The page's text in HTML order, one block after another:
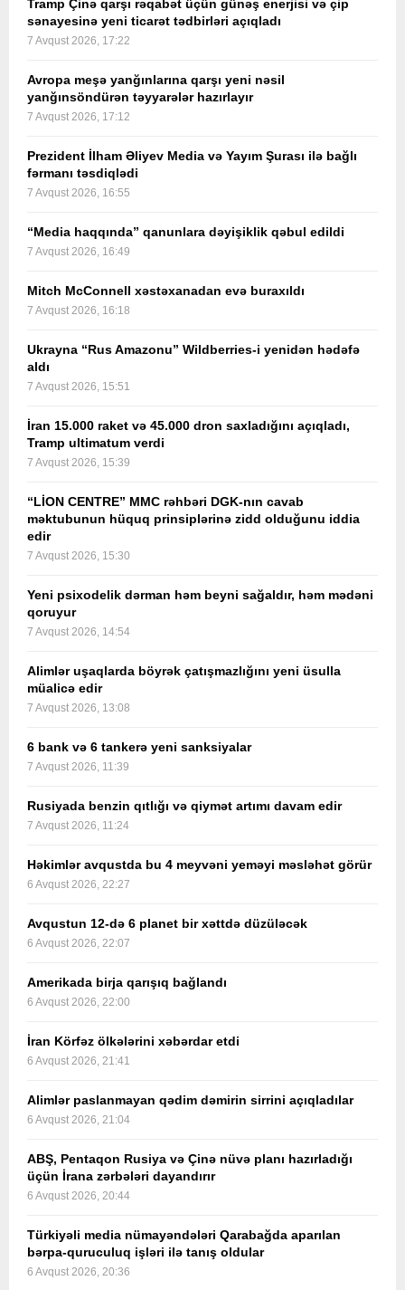
Tramp Çinə qarşı rəqabət üçün günəş enerjisi və çip
sənayesinə yeni ticarət tədbirləri açıqladı
7 Avqust 2026, 17:22
Avropa meşə yanğınlarına qarşı yeni nəsil
yanğınsöndürən təyyarələr hazırlayır
7 Avqust 2026, 17:12
Prezident İlham Əliyev Media və Yayım Şurası ilə bağlı
fərmanı təsdiqlədi
7 Avqust 2026, 16:55
“Media haqqında” qanunlara dəyişiklik qəbul edildi
7 Avqust 2026, 16:49
Mitch McConnell xəstəxanadan evə buraxıldı
7 Avqust 2026, 16:18
Ukrayna “Rus Amazonu” Wildberries-i yenidən hədəfə
aldı
7 Avqust 2026, 15:51
İran 15.000 raket və 45.000 dron saxladığını açıqladı,
Tramp ultimatum verdi
7 Avqust 2026, 15:39
“LİON CENTRE” MMC rəhbəri DGK-nın cavab
məktubunun hüquq prinsiplərinə zidd olduğunu iddia
edir
7 Avqust 2026, 15:30
Yeni psixodelik dərman həm beyni sağaldır, həm mədəni
qoruyur
7 Avqust 2026, 14:54
Alimlər uşaqlarda böyrək çatışmazlığını yeni üsulla
müalicə edir
7 Avqust 2026, 13:08
6 bank və 6 tankerə yeni sanksiyalar
7 Avqust 2026, 11:39
Rusiyada benzin qıtlığı və qiymət artımı davam edir
7 Avqust 2026, 11:24
Həkimlər avqustda bu 4 meyvəni yeməyi məsləhət görür
6 Avqust 2026, 22:27
Avqustun 12-də 6 planet bir xəttdə düzüləcək
6 Avqust 2026, 22:07
Amerikada birja qarışıq bağlandı
6 Avqust 2026, 22:00
İran Körfəz ölkələrini xəbərdar etdi
6 Avqust 2026, 21:41
Alimlər paslanmayan qədim dəmirin sirrini açıqladılar
6 Avqust 2026, 21:04
ABŞ, Pentaqon Rusiya və Çinə nüvə planı hazırladığı
üçün İrana zərbələri dayandırır
6 Avqust 2026, 20:44
Türkiyəli media nümayəndələri Qarabağda aparılan
bərpa-quruculuq işləri ilə tanış oldular
6 Avqust 2026, 20:36